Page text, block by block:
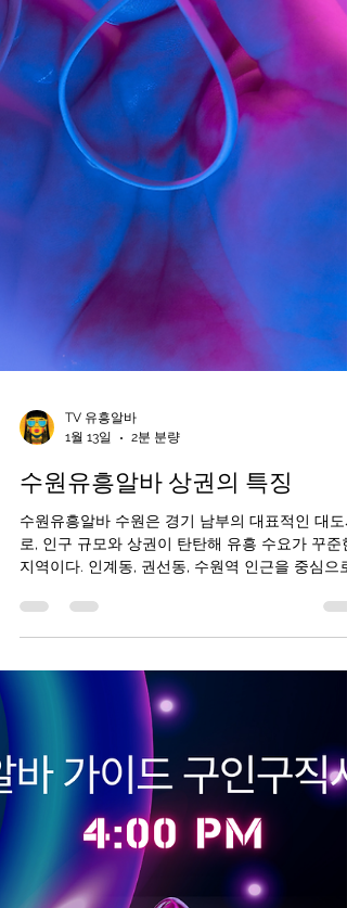
TV 유흥알바
1월 13일
2분 분량
지역이다. 인계동, 권선동, 수원역 인근을 중심으로
상권이 형성되어 있으며, 직장인·자영업자·외부 방
객이 고르게 유입된다. 이런 구조 덕분에 수원 유흥
알바는 “안정적인 수입이 가능한 지역”, “초보와 경
자 모두 선택 가능한 중간 이상 상권”으로 평가받
다. 수원유흥알바 구인구직 사이트 수원 유흥알바
상권의 특징 수원은 서울과 가까우면서도 지역 자
수요가 큰 편이다. 주거 인구가 많고 기업·관공서·
학이 밀집해 있어 요일별 편차가 상대적으로 적다.
주중에는 회식과 업무 마무리 자리, 주말에는 지인
모임이나 외부 방문객이 늘어 전반적으로 콜 흐름